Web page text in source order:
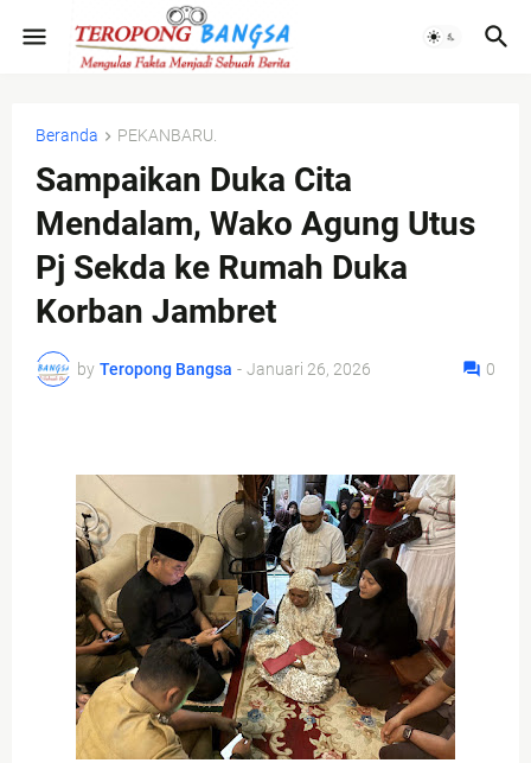
Beranda PEKANBARU.
Sampaikan Duka Cita
Mendalam, Wako Agung Utus
Pj Sekda ke Rumah Duka
Korban Jambret
by Teropong Bangsa - Januari 26, 2026 0